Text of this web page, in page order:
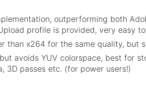
outperforming both
profile is provided, very easy
than x264 for the same quality, but
avoids YUV colorspace, best for
3D passes etc. (for power users!)